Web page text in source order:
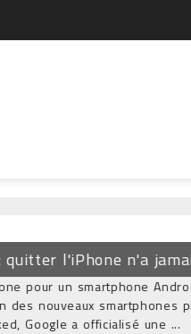
l'iPhone n'a
pour un smartphone
nouveaux smartphones
Google a officialisé une ...